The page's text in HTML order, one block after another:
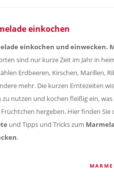
einkochen
einkochen und einwecken.
sind nur kurze Zeit im Jahr in
Erdbeeren, Kirschen, Marillen,
mehr. Die kurzen Erntezeiten
zu nutzen und kochen fleißig ein,
hergeben. Hier finden Sie
und Tipps und Tricks zum
.